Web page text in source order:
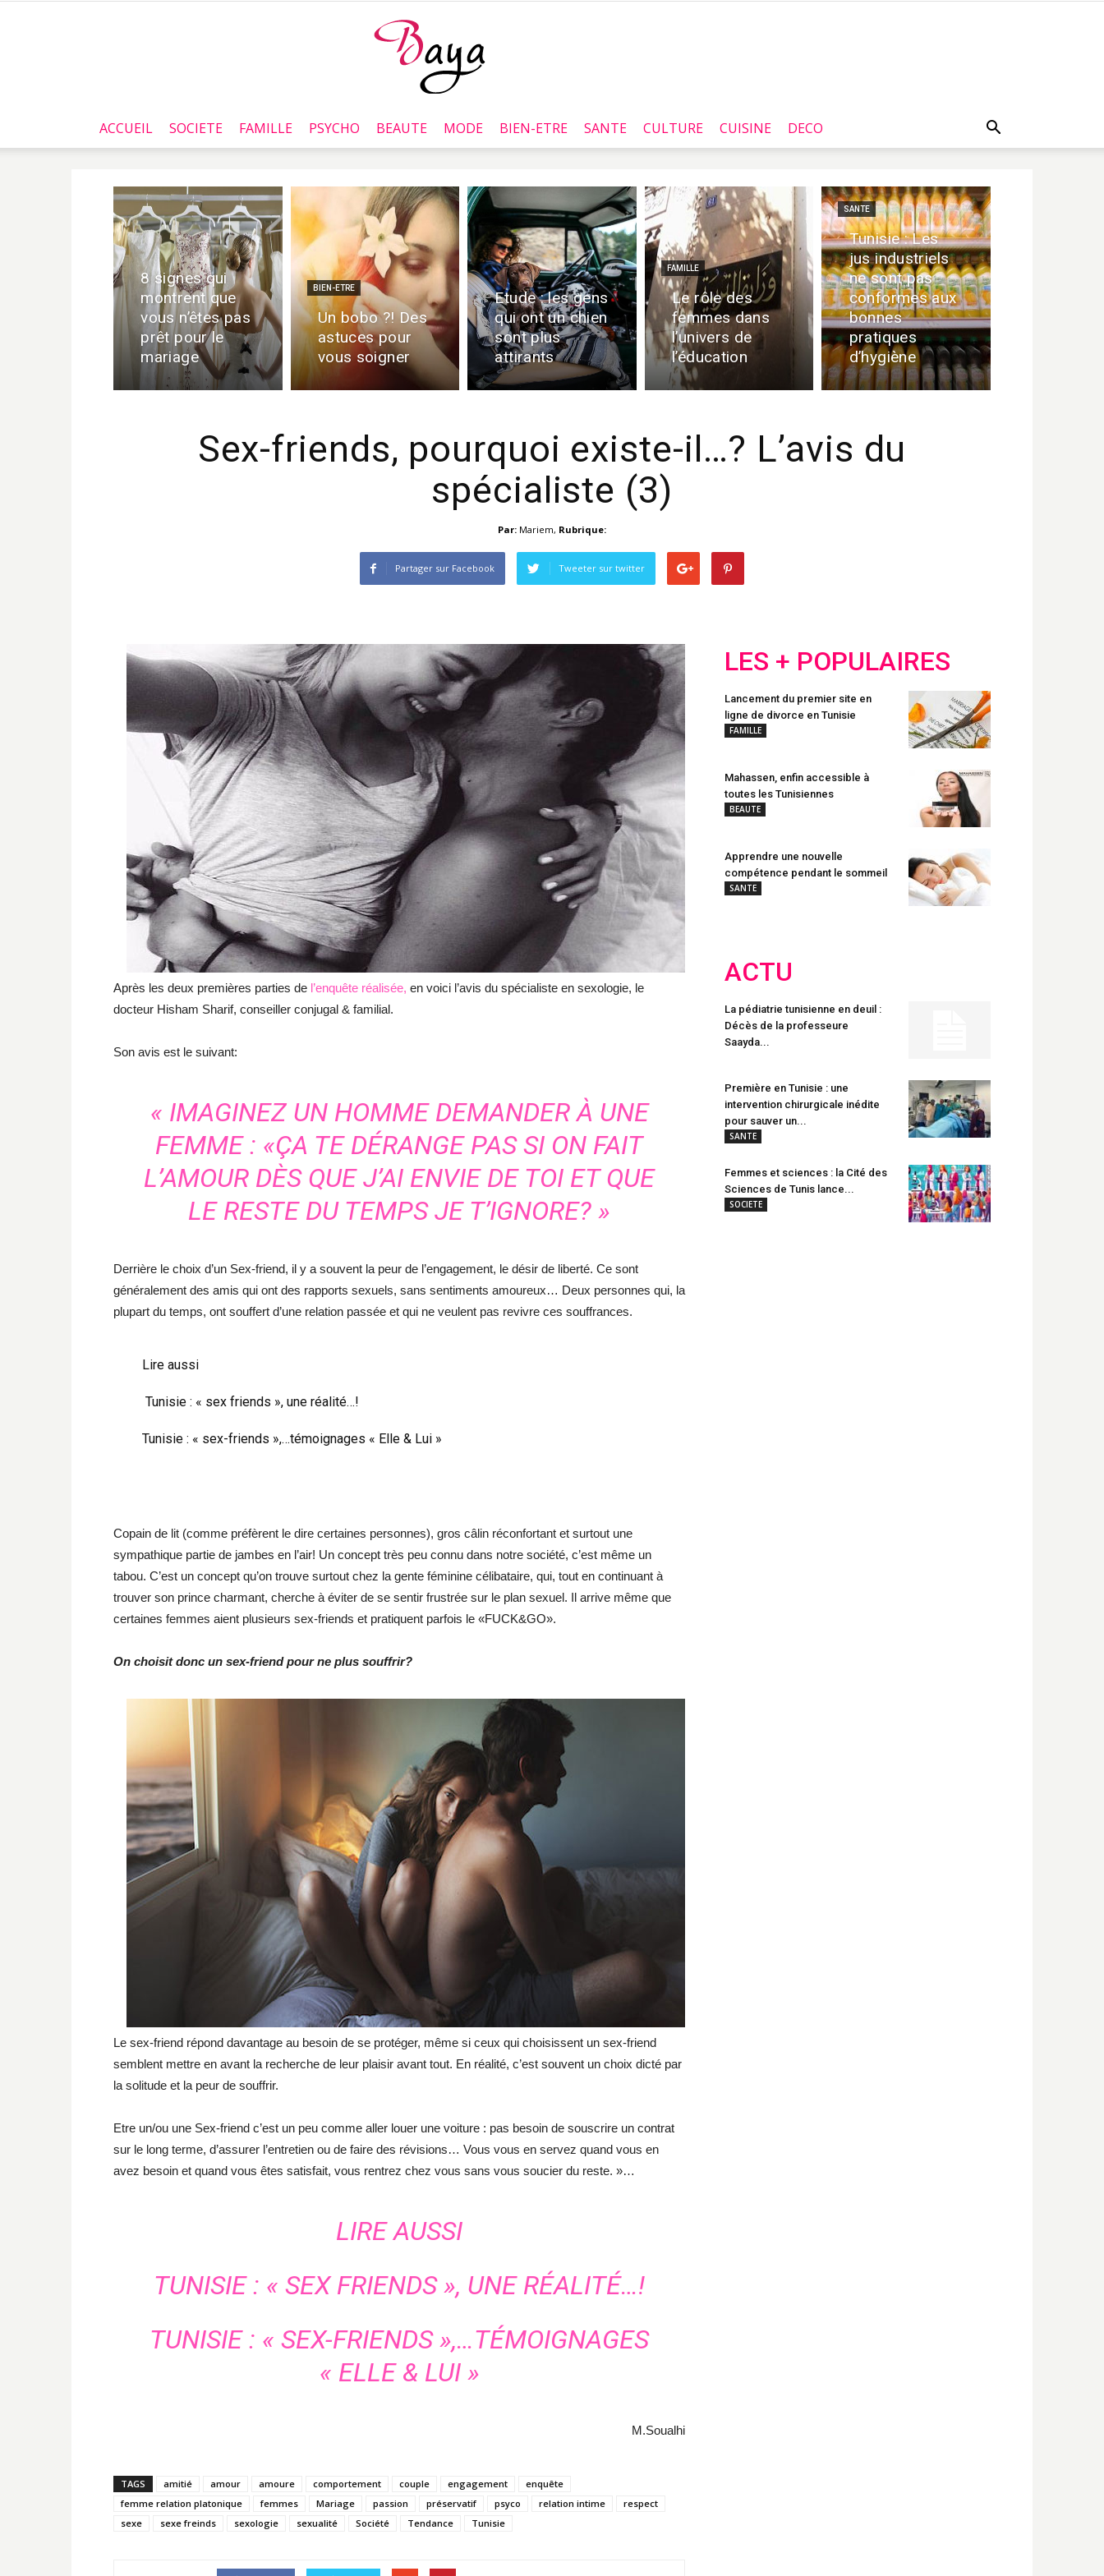
Baya.tn
ACCUEIL SOCIETE FAMILLE PSYCHO BEAUTE MODE BIEN-ETRE SANTE CULTURE CUISINE DECO
8 signes qui
montrent que
vous n’êtes pas
prêt pour le
mariage
BIEN-ETRE
Un bobo ?! Des
astuces pour
vous soigner
Etude : les gens
qui ont un chien
sont plus
attirants
FAMILLE
Le rôle des
femmes dans
l’univers de
l’éducation
SANTE
Tunisie : Les
jus industriels
ne sont pas
conformes aux
bonnes
pratiques
d’hygiène
Sex-friends, pourquoi existe-il…? L’avis du
spécialiste (3)
Par: Mariem, Rubrique:
Partager sur Facebook Tweeter sur twitter
Après les deux premières parties de l’enquête réalisée, en voici l’avis du spécialiste en sexologie, le
docteur Hisham Sharif, conseiller conjugal & familial.
Son avis est le suivant:
« IMAGINEZ UN HOMME DEMANDER À UNE
FEMME : «ÇA TE DÉRANGE PAS SI ON FAIT
L’AMOUR DÈS QUE J’AI ENVIE DE TOI ET QUE
LE RESTE DU TEMPS JE T’IGNORE? »
Derrière le choix d’un Sex-friend, il y a souvent la peur de l’engagement, le désir de liberté. Ce sont
généralement des amis qui ont des rapports sexuels, sans sentiments amoureux… Deux personnes qui, la
plupart du temps, ont souffert d’une relation passée et qui ne veulent pas revivre ces souffrances.
Lire aussi
Tunisie : « sex friends », une réalité…!
Tunisie : « sex-friends »,…témoignages « Elle & Lui »
Copain de lit (comme préfèrent le dire certaines personnes), gros câlin réconfortant et surtout une
sympathique partie de jambes en l’air! Un concept très peu connu dans notre société, c’est même un
tabou. C’est un concept qu’on trouve surtout chez la gente féminine célibataire, qui, tout en continuant à
trouver son prince charmant, cherche à éviter de se sentir frustrée sur le plan sexuel. Il arrive même que
certaines femmes aient plusieurs sex-friends et pratiquent parfois le «FUCK&GO».
On choisit donc un sex-friend pour ne plus souffrir?
Le sex-friend répond davantage au besoin de se protéger, même si ceux qui choisissent un sex-friend
semblent mettre en avant la recherche de leur plaisir avant tout. En réalité, c’est souvent un choix dicté par
la solitude et la peur de souffrir.
Etre un/ou une Sex-friend c’est un peu comme aller louer une voiture : pas besoin de souscrire un contrat
sur le long terme, d’assurer l’entretien ou de faire des révisions… Vous vous en servez quand vous en
avez besoin et quand vous êtes satisfait, vous rentrez chez vous sans vous soucier du reste. »…
LIRE AUSSI
TUNISIE : « SEX FRIENDS », UNE RÉALITÉ…!
TUNISIE : « SEX-FRIENDS »,…TÉMOIGNAGES
« ELLE & LUI »
M.Soualhi
TAGS amitié amour amoure comportement couple engagement
enquête
femme relation platonique
femmes Mariage passion préservatif psyco relation intime
respect
sexe
sexe freinds sexologie sexualité Société Tendance Tunisie
LES + POPULAIRES
Lancement du premier site en
ligne de divorce en Tunisie
FAMILLE
Mahassen, enfin accessible à
toutes les Tunisiennes
BEAUTE
Apprendre une nouvelle
compétence pendant le sommeil
SANTE
ACTU
La pédiatrie tunisienne en deuil :
Décès de la professeure
Saayda...
Première en Tunisie : une
intervention chirurgicale inédite
pour sauver un...
SANTE
Femmes et sciences : la Cité des
Sciences de Tunis lance...
SOCIETE